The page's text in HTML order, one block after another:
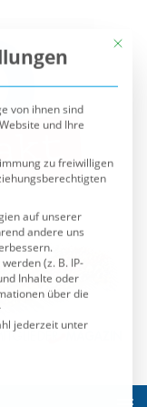
und Ihre
zu freiwilligen
auf unserer
andere uns
(z. B. IP-
Inhalte oder
über die
jederzeit unter